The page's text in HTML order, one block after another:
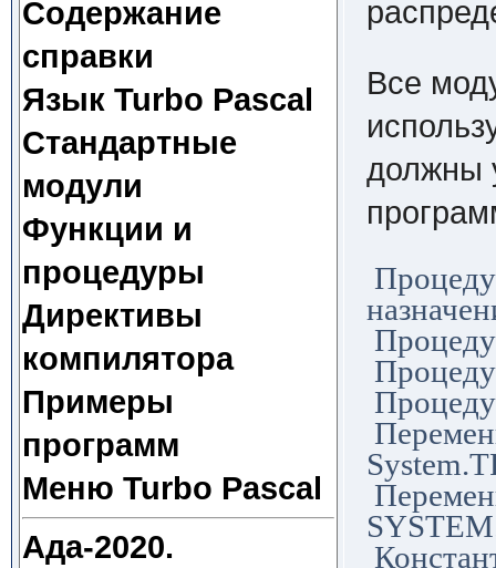
Содержание
справки
Язык Turbo Pascal
Стандартные
модули
Функции и
процедуры
Директивы
компилятора
Примеры
программ
Меню Turbo Pascal
Ада-2020.
Все
должны